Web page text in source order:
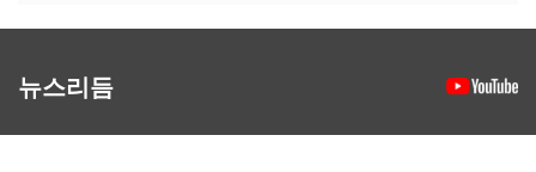
뉴스리듬